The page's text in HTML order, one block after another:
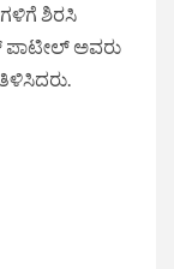
ಶಿರಸಿ
ಪಾಟೀಲ್ ಅವರು